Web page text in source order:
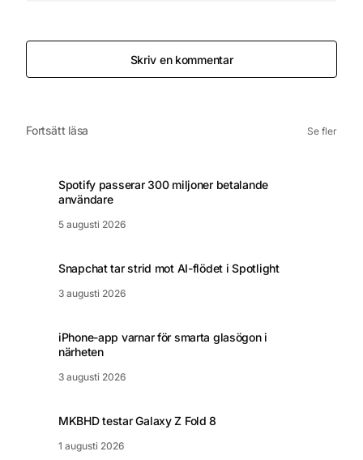
Skriv en kommentar
Fortsätt läsa Se fler
Spotify passerar 300 miljoner betalande
användare
5 augusti 2026
Snapchat tar strid mot AI-flödet i Spotlight
3 augusti 2026
iPhone-app varnar för smarta glasögon i
närheten
3 augusti 2026
MKBHD testar Galaxy Z Fold 8
1 augusti 2026